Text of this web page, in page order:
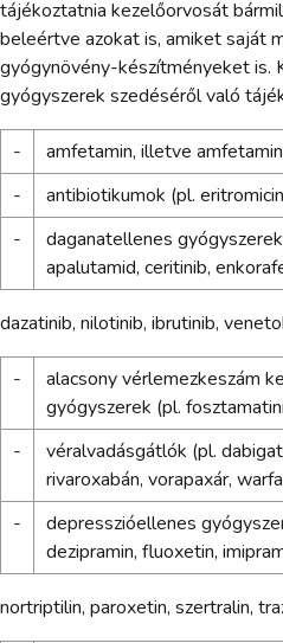
tájékoztatnia kezelőorvosát
beleértve azokat is, amiket saját
gyógynövény-készítményeket is.
gyógyszerek szedéséről való
-
amfetamin, illetve
-
antibiotikumok (pl.
-
daganatellenes
apalutamid, ceritinib,
dazatinib, nilotinib, ibrutinib,
-
alacsony vérlemezkeszám
gyógyszerek (pl.
-
véralvadásgátlók (pl.
rivaroxabán, vorapaxár,
-
depresszióellenes
dezipramin, fluoxetin,
nortriptilin, paroxetin, szertralin,